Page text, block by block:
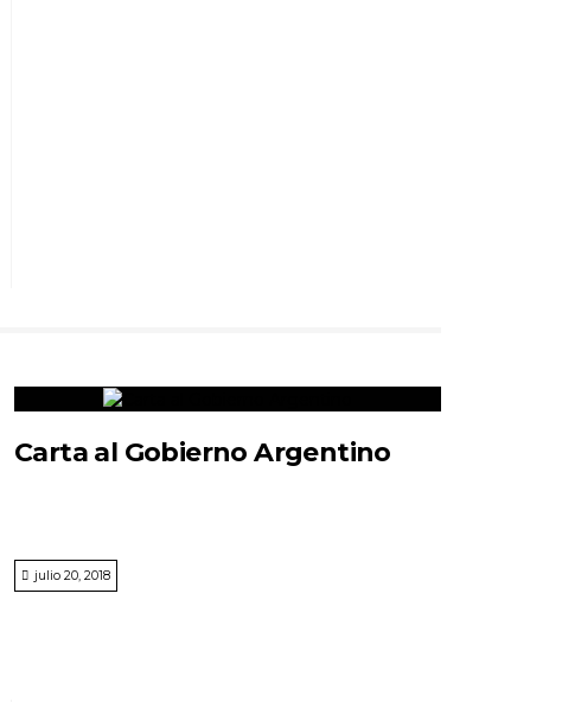
Carta al Gobierno Argentino
julio 20, 2018